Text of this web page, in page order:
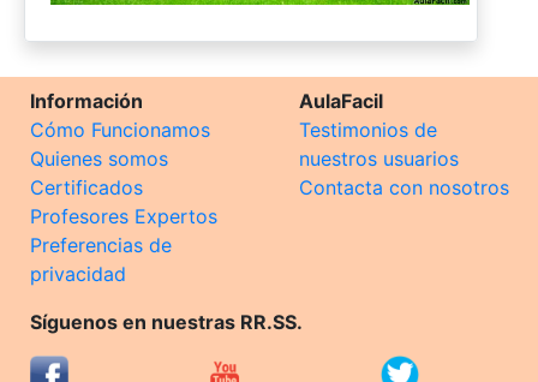
Información
Cómo Funcionamos
Quienes somos
Certificados
Profesores Expertos
Preferencias de
privacidad
AulaFacil
Testimonios de
nuestros usuarios
Contacta con nosotros
Síguenos en nuestras RR.SS.